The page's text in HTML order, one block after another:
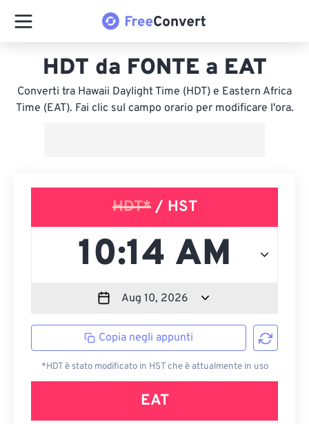
HDT da FONTE a EAT
Converti tra Hawaii Daylight Time (HDT) e Eastern Africa
Time (EAT). Fai clic sul campo orario per modificare l'ora.
HDT*/ HST
Copia negli appunti
*HDT è stato modificato in HST che è attualmente in uso
EAT